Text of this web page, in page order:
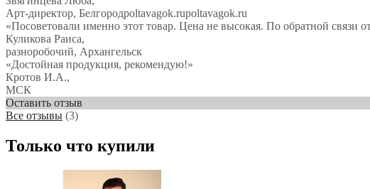
Арт-директор, Белгородpoltavagok.rupoltavagok.ru
«Посоветовали именно этот товар. Цена не высокая. По обратной связи
Куликова Раиса,
разноробочий, Архангельск
«Достойная продукция, рекомендую!»
Кротов И.А.,
МСК
Оставить отзыв
Все отзывы (3)
Только что купили